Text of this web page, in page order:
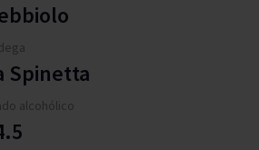
Spinetta
alcohólico